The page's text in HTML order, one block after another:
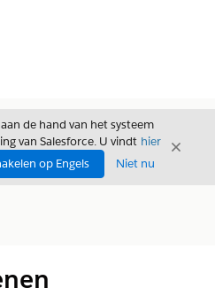
de hand van het systeem
van Salesforce. U vindt hier
op Engels Niet nu
Sluiten